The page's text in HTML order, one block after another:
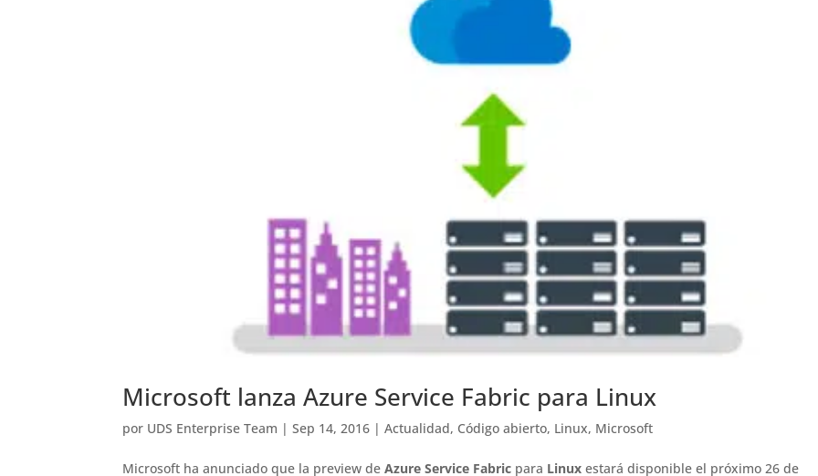
Microsoft lanza Azure Service Fabric para Linux
por UDS Enterprise Team |Sep 14, 2016 |Actualidad, Código abierto, Linux, Microsoft
Microsoft ha anunciado que la preview deAzure Service Fabric para Linux estará disponible el próximo 26 de